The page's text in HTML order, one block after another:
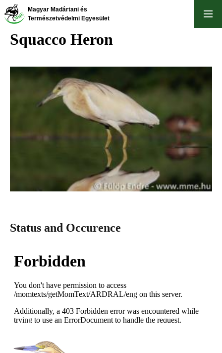
Skip
to
content
Magyar Madártani és
Természetvédelmi Egyesület
Squacco Heron
Status and Occurence